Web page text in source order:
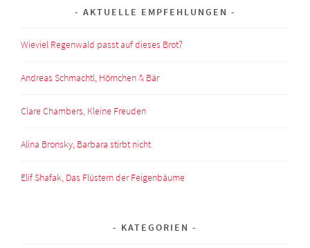
AKTUELLE EMPFEHLUNGEN
Wieviel Regenwald passt auf dieses Brot?
Andreas Schmachtl, Hörnchen & Bär
Clare Chambers, Kleine Freuden
Alina Bronsky, Barbara stirbt nicht
Elif Shafak, Das Flüstern der Feigenbäume
KATEGORIEN